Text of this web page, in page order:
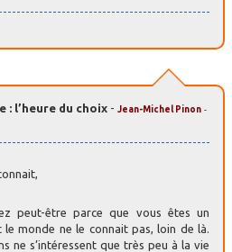
: l’heure du choix - Jean-Michel Pinon -
peut-être parce que vous êtes un
monde ne le connait pas, loin de là.
ne s’intéressent que très peu à la vie